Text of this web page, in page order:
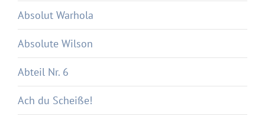
Absolut Warhola
Absolute Wilson
Abteil Nr. 6
Ach du Scheiße!